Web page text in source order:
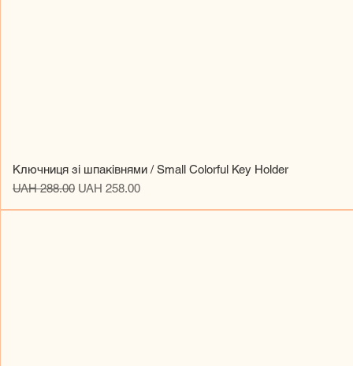
Ключниця зі шпаківнями / Small Colorful Key Holder
Regular Price
UAH 288.00 Sale Price
UAH 258.00